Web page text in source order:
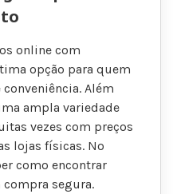
online com
opção para quem
Além
ampla variedade
vezes com preços
lojas físicas. No
como encontrar
segura.